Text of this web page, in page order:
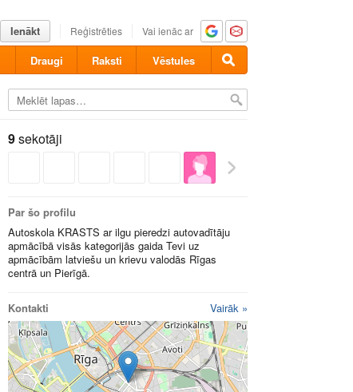
Ienākt Reģistrēties Vai ienāc ar
Draugi Raksti Vēstules
9sekotāji
Par šo profilu
Autoskola KRASTS ar ilgu pieredzi autovadītāju
apmācībā visās kategorijās gaida Tevi uz
apmācībām latviešu un krievu valodās Rīgas
centrā un Pierīgā.
Kontakti Vairāk »